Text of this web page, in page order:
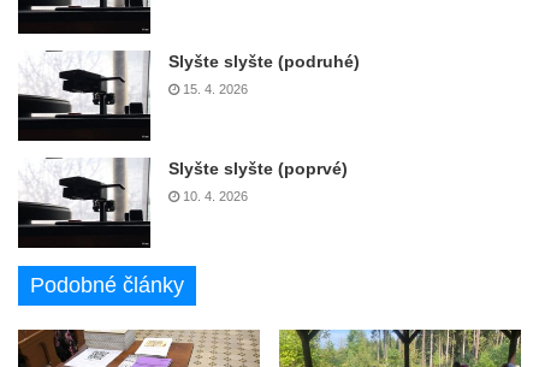
Slyšte slyšte (podruhé)
15. 4. 2026
Slyšte slyšte (poprvé)
10. 4. 2026
Podobné články